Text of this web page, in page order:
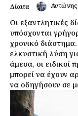
Δίαιτα
Οι εξαντλητικές
υπόσχονται
χρονικό
ελκυστική λύση
άμεσα, οι ειδικοί
μπορεί να έχουν
να οδηγήσουν σε